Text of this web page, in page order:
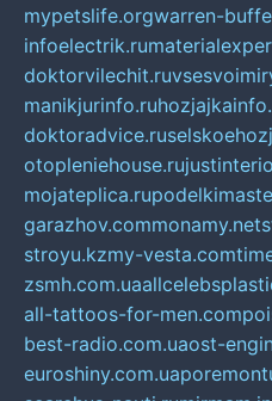
mypetslife.orgwarren-
infoelectrik.ru
doktorvilechit.ru
manikjurinfo.ru
doktoradvice.ru
otopleniehouse.ru
mojateplica.ru
garazhov.commonamy.net
stroyu.kzmy-vesta.com
zsmh.com.ua
all-tattoos-for-men.com
best-radio.com.uaost-
euroshiny.com.ua